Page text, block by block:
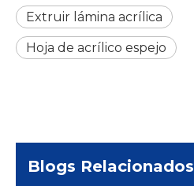
Extruir lámina acrílica
Hoja de acrílico espejo
Blogs Relacionados